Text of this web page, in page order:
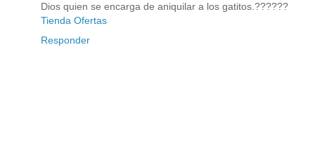
Dios quien se encarga de aniquilar a los gatitos.??????
Tienda Ofertas
Responder